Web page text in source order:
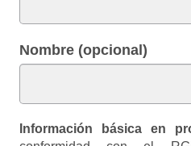
Nombre (opcional)
Información básica en